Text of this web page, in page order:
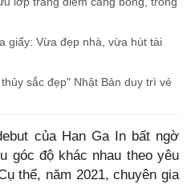
giấy: Vừa đẹp nhà, vừa hút tài
sắc đẹp" Nhật Bản duy trì vẻ
của Han Ga In bất ngờ
góc độ khác nhau theo yêu
thể, năm 2021, chuyên gia